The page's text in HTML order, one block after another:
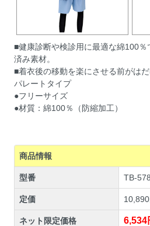
■健康診断や検診用に最適な綿100
済み素材。
■着衣後の移動を楽にさせる前がは
パレートタイプ
●フリーサイズ
●材質：綿100％（防縮加工）
商品情報
型番 TB-
定価 10,890
ネット限定価格 6,534